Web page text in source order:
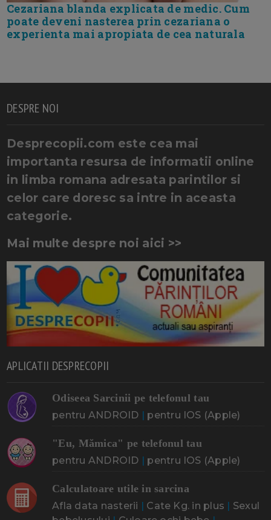
Cezariana blanda explicata de medic. Cum
poate deveni nasterea prin cezariana o
experienta mai apropiata de cea naturala
DESPRE NOI
Desprecopii.com este cea mai
importanta resursa de informatii online
in limba romana adresata parintilor si
celor care doresc sa intre in aceasta
categorie.
Mai multe despre noi aici >>
APLICATII DESPRECOPII
Odiseea Sarcinii pe telefonul tau
pentru ANDROID pentru IOS (Apple)
"Eu, Mămica" pe telefonul tau
pentru ANDROID pentru IOS (Apple)
Calculatoare utile in sarcina
Afla data nasterii Cate Kg. in plus
Sexul